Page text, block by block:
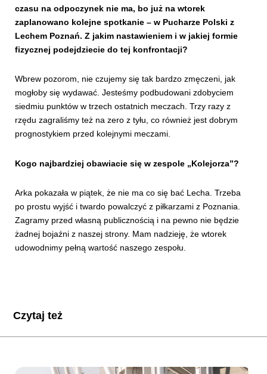
czasu na odpoczynek nie ma, bo już na wtorek
zaplanowano kolejne spotkanie – w Pucharze Polski z
Lechem Poznań. Z jakim nastawieniem i w jakiej formie
fizycznej podejdziecie do tej konfrontacji?
Wbrew pozorom, nie czujemy się tak bardzo zmęczeni, jak
mogłoby się wydawać. Jesteśmy podbudowani zdobyciem
siedmiu punktów w trzech ostatnich meczach. Trzy razy z
rzędu zagraliśmy też na zero z tyłu, co również jest dobrym
prognostykiem przed kolejnymi meczami.
Kogo najbardziej obawiacie się w zespole „Kolejorza”?
Arka pokazała w piątek, że nie ma co się bać Lecha. Trzeba
po prostu wyjść i twardo powalczyć z piłkarzami z Poznania.
Zagramy przed własną publicznością i na pewno nie będzie
żadnej bojaźni z naszej strony. Mam nadzieję, że wtorek
udowodnimy pełną wartość naszego zespołu.
Czytaj też